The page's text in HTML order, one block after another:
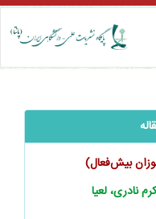
‌‌بیش‌فعال)
نادری، لعیا